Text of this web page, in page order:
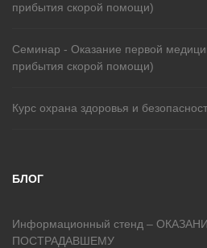
прибытия скорой помощи)
Cеминар - Оказание первой
прибытия скорой помощи)
Курс охранa здоровья и
БЛОГ
Информационный стенд –
ПОСТРАДАВШЕМУ